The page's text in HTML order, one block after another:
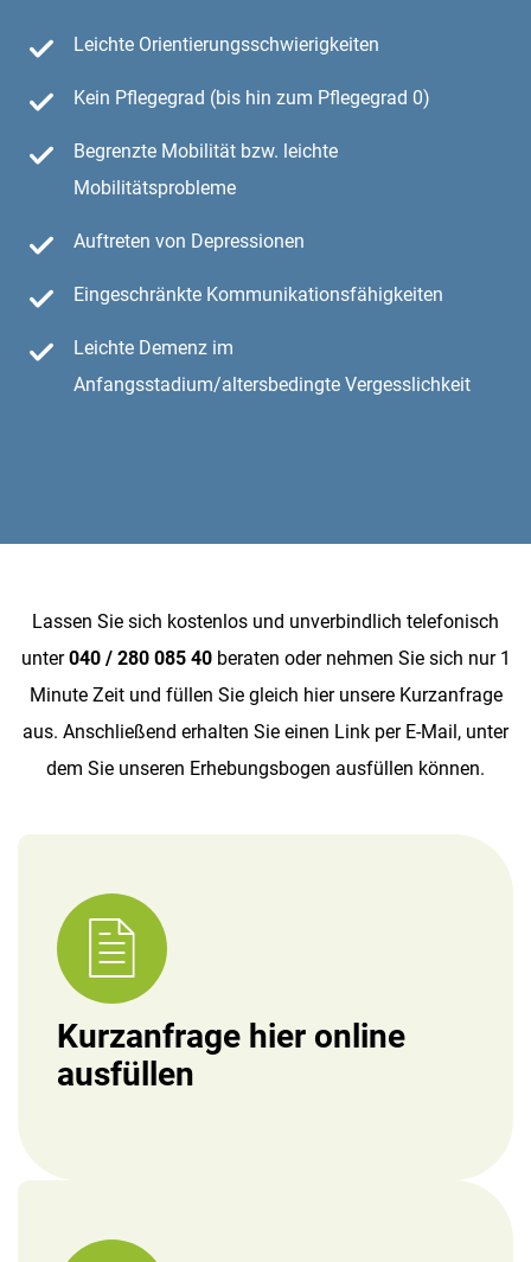
Leichte Orientierungsschwierigkeiten
Kein Pflegegrad (bis hin zum Pflegegrad 0)
Begrenzte Mobilität bzw. leichte
Mobilitätsprobleme
Auftreten von Depressionen
Eingeschränkte Kommunikationsfähigkeiten
Leichte Demenz im
Anfangsstadium/altersbedingte Vergesslichkeit
Lassen Sie sich kostenlos und unverbindlich telefonisch
unter040 / 280 085 40beraten oder nehmen Sie sich nur 1
Minute Zeit und füllen Sie gleich hier unsere Kurzanfrage
aus. Anschließend erhalten Sie einen Link per E-Mail, unter
dem Sie unseren Erhebungsbogen ausfüllen können.
Kurzanfrage hier online
ausfüllen